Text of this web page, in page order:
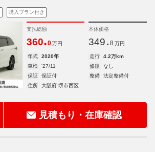
購入プラン付き
支払総額
360.0 万円
本体価格
349. 8 万円
年式 2020年 走行
4.2万km
車検
'27/11 修復
なし
保証
保証付 整備
法定整備付
住所
大阪府 堺市西区
見積もり・在庫確認